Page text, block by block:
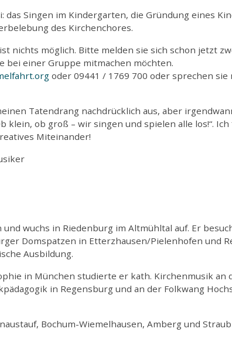
Singen im Kindergarten, die Gründung eines
des Kirchenchores.
nichts möglich. Bitte melden sie sich schon jetzt
einer Gruppe mitmachen möchten.
.org oder 09441 / 1769 700 oder sprechen sie
Tatendrang nachdrücklich aus, aber
klein, ob groß – wir singen und spielen alle los!“. Ich
Miteinander!
wuchs in Riedenburg im Altmühltal auf. Er
Domspatzen in Etterzhausen/Pielenhofen und
Ausbildung.
in München studierte er kath. Kirchenmusik an
in Regensburg und an der Folkwang
Bochum-Wiemelhausen, Amberg und